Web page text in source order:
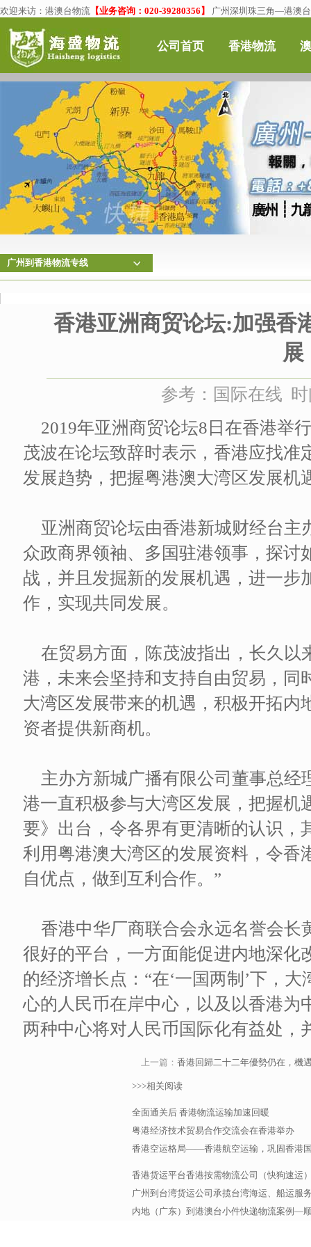
欢迎来访： 港澳台物流 【业务咨询：020-39280356】 广州深圳珠三角—港澳
公司首页 香港物流
广州到香港物流专线
香港亚洲商贸论坛:加强香
展
参考：国际在线 时
2019年亚洲商贸论坛8日在香港举
茂波在论坛致辞时表示，香港应找准
发展趋势，把握粤港澳大湾区发展机
亚洲商贸论坛由香港新城财经台主
众政商界领袖、多国驻港领事，探讨
战，并且发掘新的发展机遇，进一步
作，实现共同发展。
在贸易方面，陈茂波指出，长久以
港，未来会坚持和支持自由贸易，同
大湾区发展带来的机遇，积极开拓内
资者提供新商机。
主办方新城广播有限公司董事总
港一直积极参与大湾区发展，把握机
要》出台，令各界有更清晰的认识，
利用粤港澳大湾区的发展资料，令香
自优点，做到互利合作。”
香港中华厂商联合会永远名誉会长
很好的平台，一方面能促进内地深化
的经济增长点：“在‘一国两制’下，
心的人民币在岸中心，以及以香港为
两种中心将对人民币国际化有益处，
上一篇： 香港回歸二十二年優勢仍在，機
>>>相关阅读
全面通关后 香港物流运输加速回暖
粤港经济技术贸易合作交流会在香港举办
香港空运格局——香港航空运输，巩固香港
香港货运平台香港按需物流公司（快狗速运
广州到台湾货运公司承揽台湾海运、船运服
内地（广东）到港澳台小件快递物流案例—